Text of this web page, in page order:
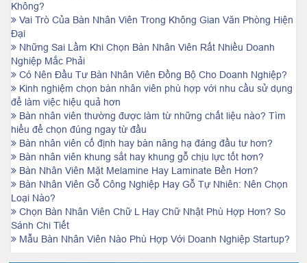
Không?
Vai Trò Của Bàn Nhân Viên Trong Không Gian Văn Phòng Hiện
Đại
Những Sai Lầm Khi Chọn Bàn Nhân Viên Rất Nhiều Doanh
Nghiệp Mắc Phải
Có Nên Đầu Tư Bàn Nhân Viên Đồng Bộ Cho Doanh Nghiệp?
Kinh nghiệm chọn bàn nhân viên phù hợp với nhu cầu sử dụng
để làm việc hiệu quả hơn
Bàn nhân viên thường được làm từ những chất liệu nào? Tìm
hiểu để chọn đúng ngay từ đầu
Bàn nhân viên cố định hay bàn nâng hạ đáng đầu tư hơn?
Bàn nhân viên khung sắt hay khung gỗ chịu lực tốt hơn?
Bàn Nhân Viên Mặt Melamine Hay Laminate Bền Hơn?
Bàn Nhân Viên Gỗ Công Nghiệp Hay Gỗ Tự Nhiên: Nên Chọn
Loại Nào?
Chọn Bàn Nhân Viên Chữ L Hay Chữ Nhật Phù Hợp Hơn? So
Sánh Chi Tiết
Mẫu Bàn Nhân Viên Nào Phù Hợp Với Doanh Nghiệp Startup?